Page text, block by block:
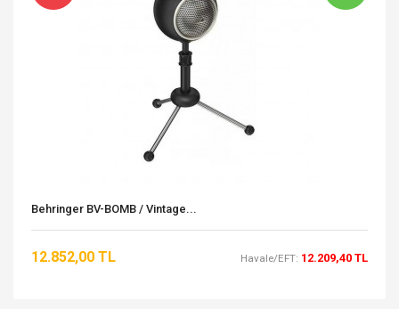
Behringer BV-BOMB / Vintage...
12.852,00 TL Havale/EFT: 12.209,40 TL